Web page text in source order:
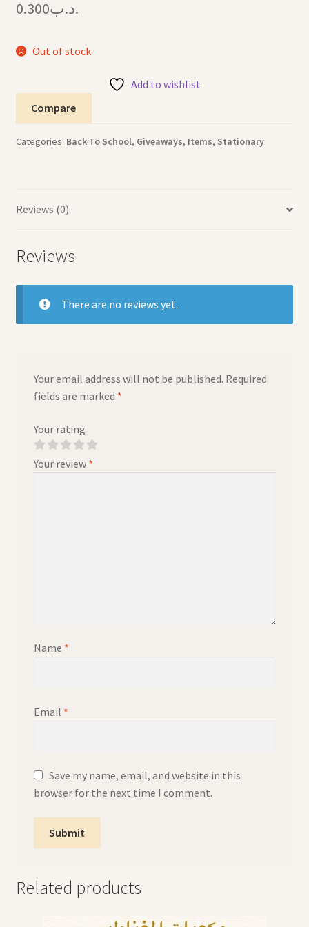
.د.ب0.300
Out of stock
Add to wishlist
Compare
Categories: Back To School, Giveaways, Items, Stationary
Reviews (0)
Reviews
There are no reviews yet.
Your email address will not be published. Required
fields are marked *
Your rating
Your review *
Name *
Email *
Save my name, email, and website in this
browser for the next time I comment.
Related products